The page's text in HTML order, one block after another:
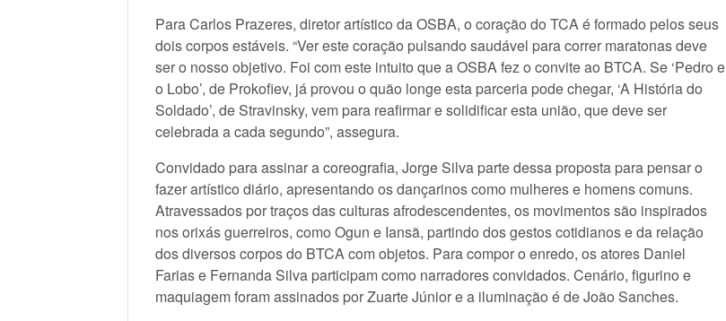
Para Carlos Prazeres, diretor artístico da OSBA, o coração do TCA é formado pelos seus
dois corpos estáveis. “Ver este coração pulsando saudável para correr maratonas deve
ser o nosso objetivo. Foi com este intuito que a OSBA fez o convite ao BTCA. Se ‘Pedro e
o Lobo’, de Prokofiev, já provou o quão longe esta parceria pode chegar, ‘A História do
Soldado’, de Stravinsky, vem para reafirmar e solidificar esta união, que deve ser
celebrada a cada segundo”, assegura.
Convidado para assinar a coreografia, Jorge Silva parte dessa proposta para pensar o
fazer artístico diário, apresentando os dançarinos como mulheres e homens comuns.
Atravessados por traços das culturas afrodescendentes, os movimentos são inspirados
nos orixás guerreiros, como Ogun e Iansã, partindo dos gestos cotidianos e da relação
dos diversos corpos do BTCA com objetos. Para compor o enredo, os atores Daniel
Farias e Fernanda Silva participam como narradores convidados. Cenário, figurino e
maquiagem foram assinados por Zuarte Júnior e a iluminação é de João Sanches.